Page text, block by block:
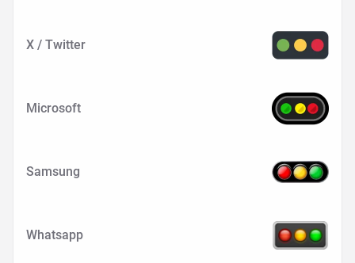
X / Twitter
Microsoft
Samsung
Whatsapp